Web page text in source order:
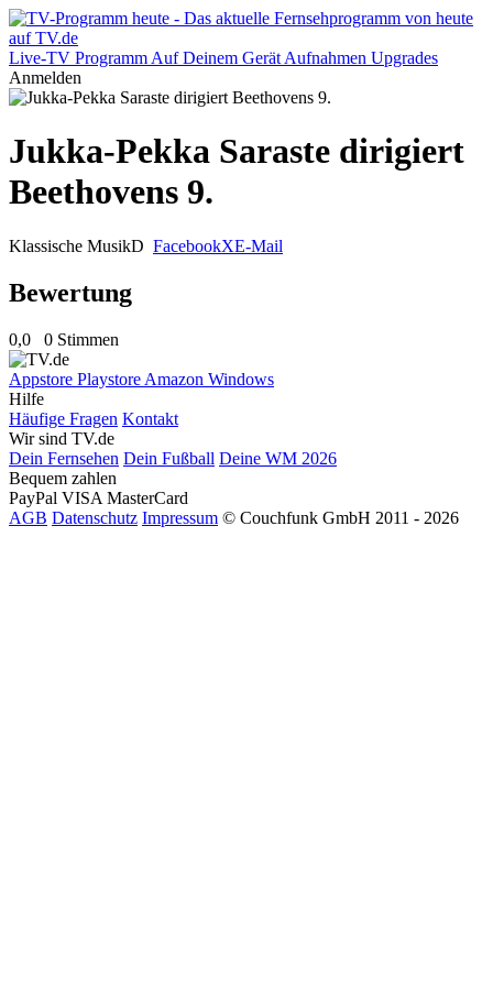
Live-TV Programm Auf Deinem Gerät Aufnahmen Upgrades
Anmelden
Jukka-Pekka Saraste dirigiert
Beethovens 9.
Klassische MusikD FacebookXE-Mail
Bewertung
0,0 0 Stimmen
Appstore Playstore Amazon Windows
Hilfe
Häufige Fragen Kontakt
Wir sind TV.de
Dein Fernsehen Dein Fußball Deine WM 2026
Bequem zahlen
PayPal VISA MasterCard
AGB Datenschutz Impressum © Couchfunk GmbH 2011 - 2026